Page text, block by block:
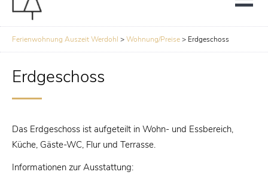
Ferienwohnung Auszeit Werdohl >Wohnung/Preise> Erdgeschoss
Erdgeschoss
Das Erdgeschoss ist aufgeteilt in Wohn- und Essbereich,
Küche, Gäste-WC, Flur und Terrasse.
Informationen zur Ausstattung: